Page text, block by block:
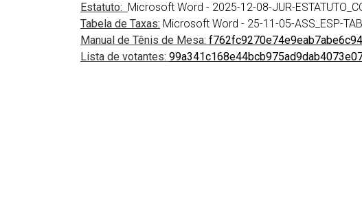
Estatuto: Microsoft Word - 2025-12-08-JUR-
Tabela de Taxas: Microsoft Word - 25-11-05-ASS_ESP-
Manual de Tênis de Mesa:
Lista de votantes: